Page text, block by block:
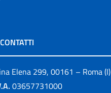
Elena 299, 00161 – Roma (I)
03657731000